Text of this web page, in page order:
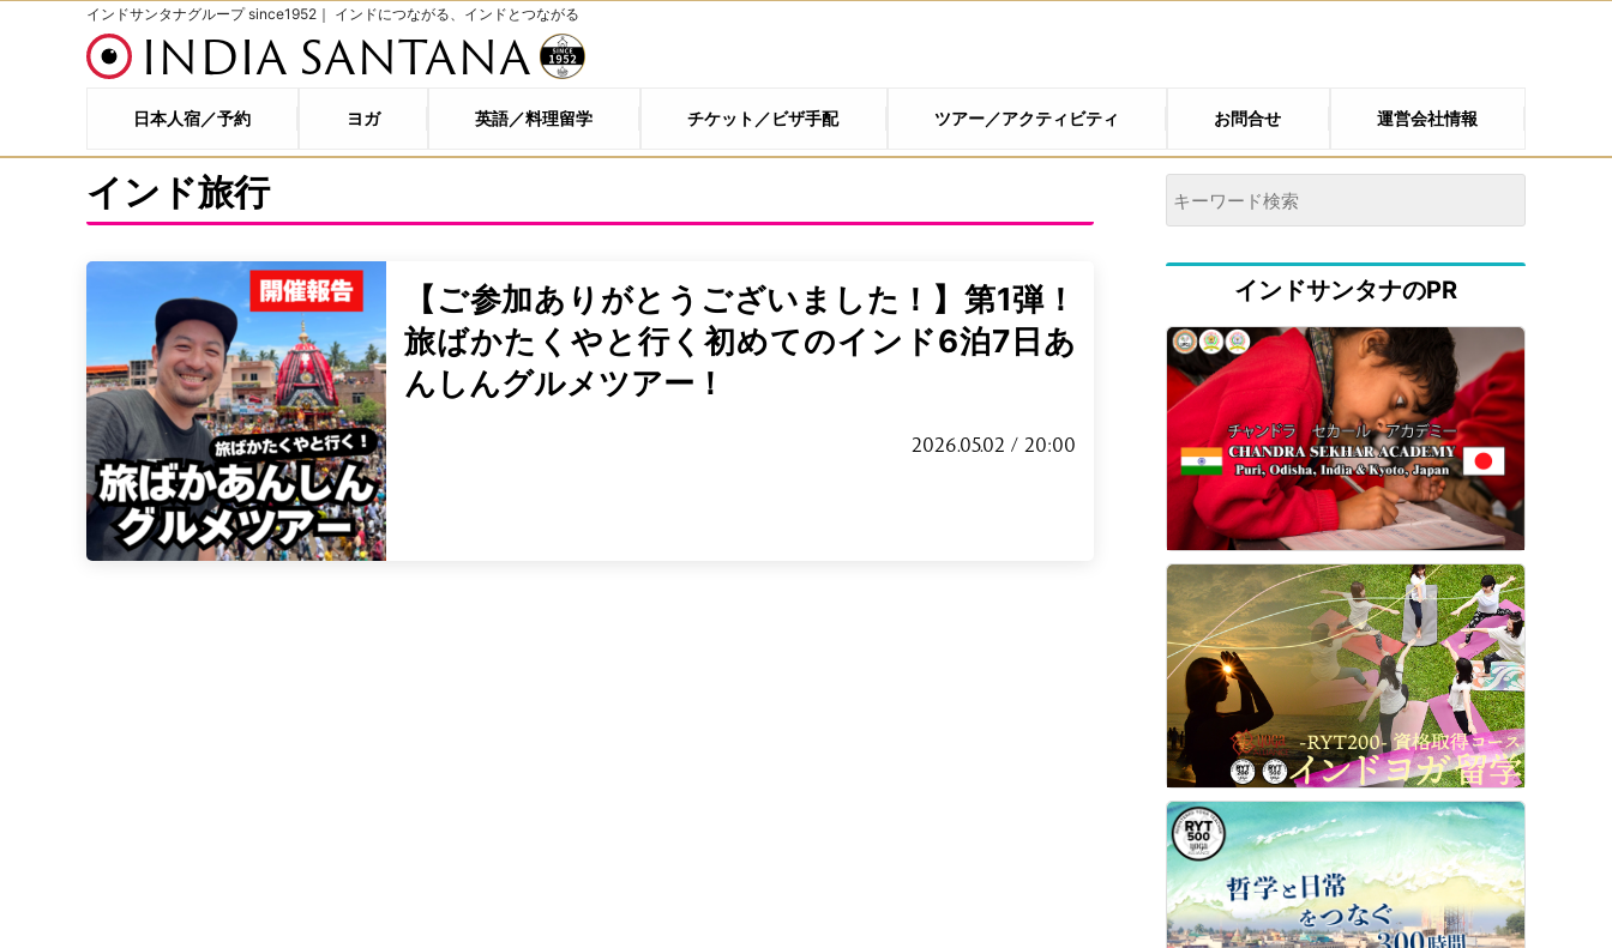
インドサンタナグループ since1952｜ インドにつながる、インドとつながる
INDIA SANTANA
日本人宿／予約 ヨガ 英語／料理留学 チケット／ビザ手配 ツアー／アクティビティ お問合せ 運営会社情報
インド旅行
【ご参加ありがとうございました！】第1弾！
旅ばかたくやと行く初めてのインド6泊7日あ
んしんグルメツアー！
2026.05.02 / 20:00
インドサンタナのPR